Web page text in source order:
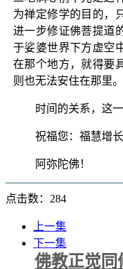
为禅定修学的目的，
进一步修证佛菩提道
于娑婆世界下方虚空
在那个地方，就得要
则也无法安住在那里。
时间的关系，这
祝福您：福慧增
阿弥陀佛！
点击数：284
上一集
下一集
佛教正觉同